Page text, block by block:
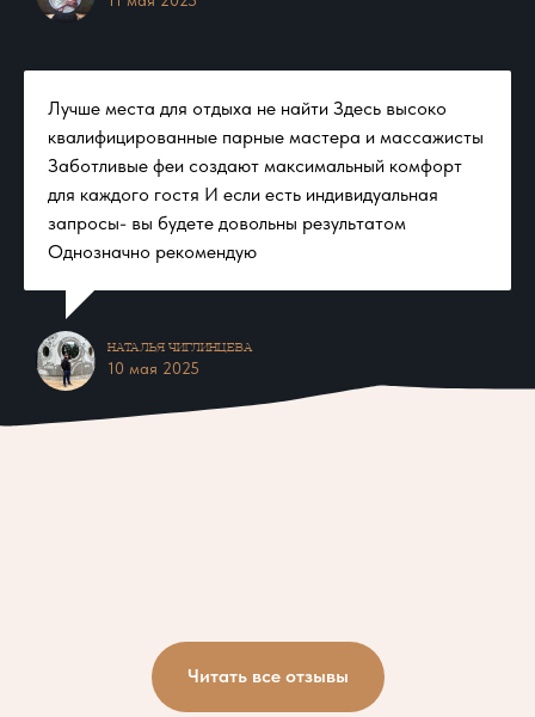
шикарного озера, в сосновом бору. Место , где ты
мозг говорит мне спасибо за время, проведенное
там. Хочу сказать спасибо, кто вчера меня
сопроводил в это нереальное путешествие .
Профессиональным баньщикам, нашим банным
феям Вере и Алене , и конечно хозяйке и хозяину
этого чудесного комплекса Анне и Артему. Это было
круто.🔥
Лучше места для отдыха не найти Здесь высоко
квалифицированные парные мастера и массажисты
Заботливые феи создают максимальный комфорт
для каждого гостя И если есть индивидуальная
запросы- вы будете довольны результатом
Однозначно рекомендую
Наталья Чиглинцева​
10 мая 2025
Читать все отзывы